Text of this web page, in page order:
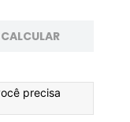
CALCULAR
precisa